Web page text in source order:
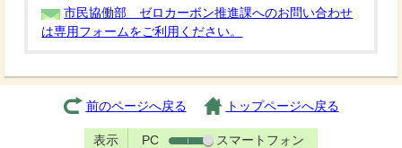
市民協働部 ゼロカーボン推進課へのお問い合わせ
は専用フォームをご利用ください。
前のページへ戻る トップページへ戻る
表示 PC スマートフォン